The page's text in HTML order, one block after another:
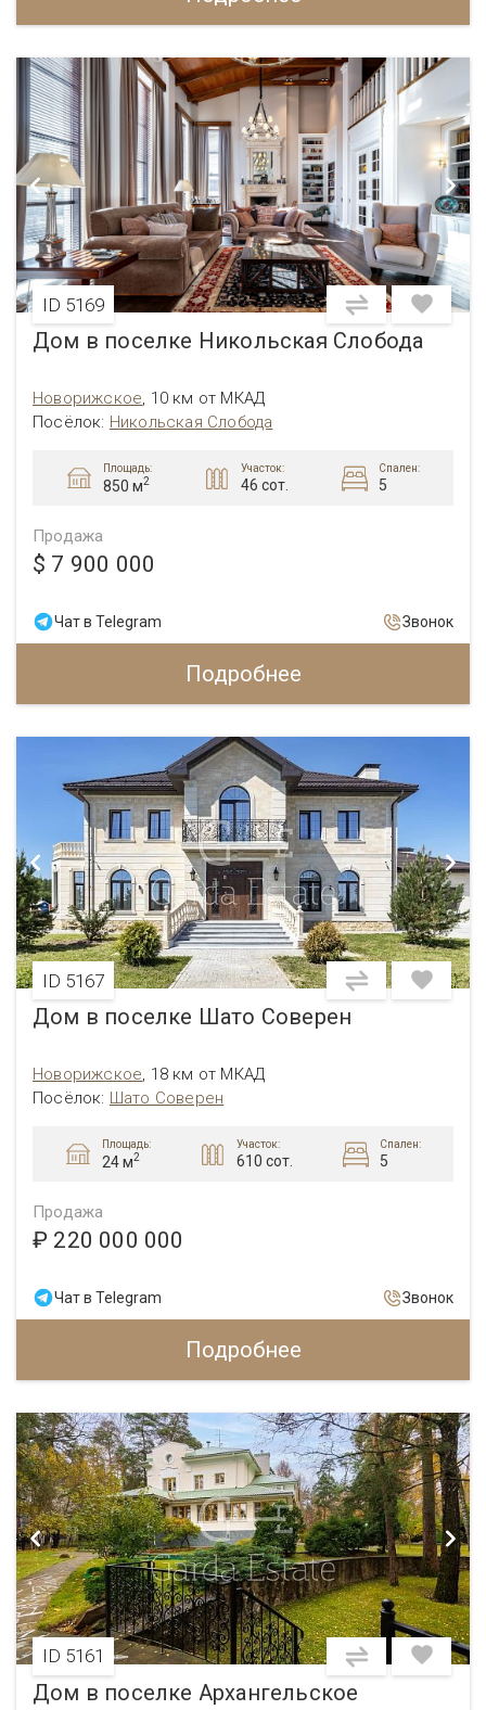
ID 5169
Дом в поселке Никольская Слобода
Новорижское, 10 км от МКАД
Посёлок: Никольская Слобода
Площадь:
850 м2
Участок:
46 сот.
Спален:
5
Продажа
$ 7 900 000
Чат в Telegram Звонок
Подробнее
ID 5167
Дом в поселке Шато Соверен
Новорижское, 18 км от МКАД
Посёлок: Шато Соверен
Площадь:
24 м2
Участок:
610 сот.
Спален:
5
Продажа
₽ 220 000 000
Чат в Telegram Звонок
Подробнее
ID 5161
Дом в поселке Архангельское